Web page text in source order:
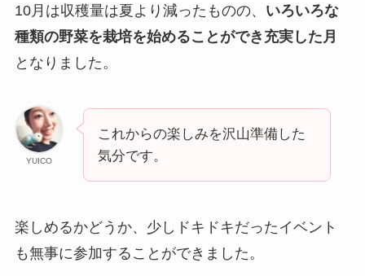
10月は収穫量は夏より減ったものの、 いろいろな
種類の野菜を栽培を始めることができ充実した月
となりました。
YUICO
これからの楽しみを沢山準備した
気分です。
楽しめるかどうか、少しドキドキだったイベント
も無事に参加することができました。